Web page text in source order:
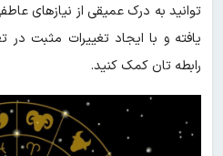
توانید به درک عمیقی از نیازهای
یافته و با ایجاد تغییرات مثبت در
رابطه تان کمک کنید.